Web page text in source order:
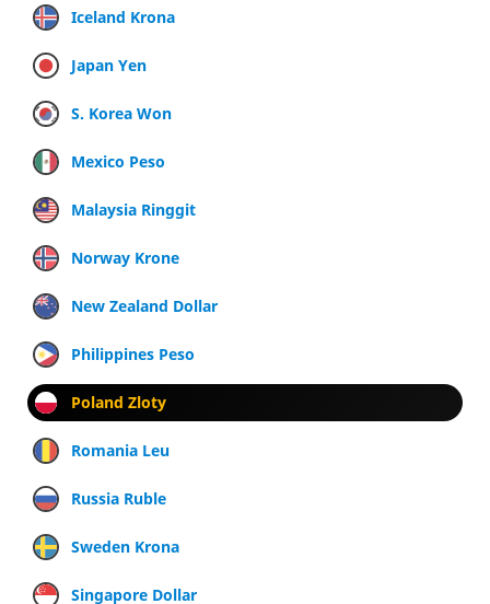
Iceland Krona
Japan Yen
S. Korea Won
Mexico Peso
Malaysia Ringgit
Norway Krone
New Zealand Dollar
Philippines Peso
Poland Zloty
Romania Leu
Russia Ruble
Sweden Krona
Singapore Dollar